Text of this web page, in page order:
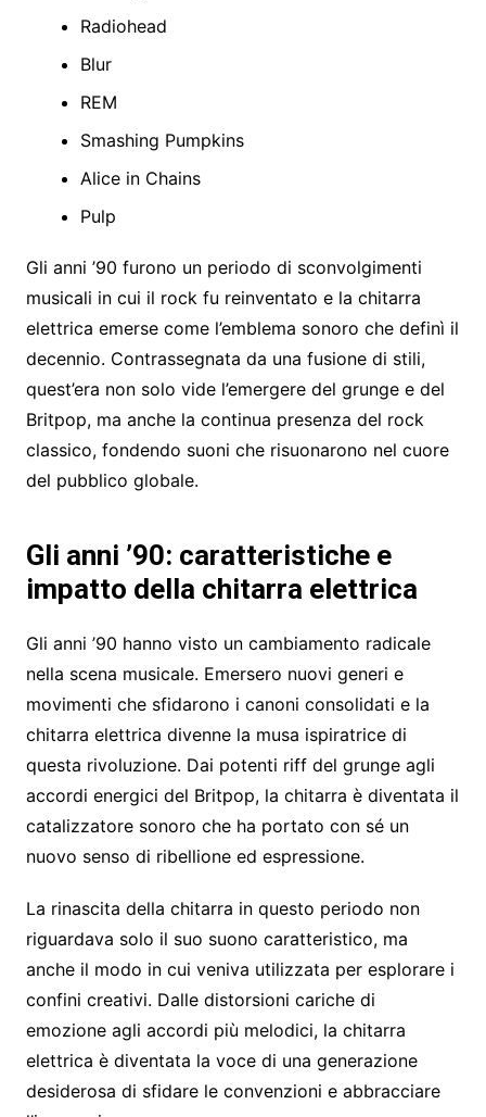
Radiohead
Blur
REM
Smashing Pumpkins
Alice in Chains
Pulp
Gli anni ’90 furono un periodo di sconvolgimenti
musicali in cui il rock fu reinventato e la chitarra
elettrica emerse come l’emblema sonoro che definì il
decennio. Contrassegnata da una fusione di stili,
quest’era non solo vide l’emergere del grunge e del
Britpop, ma anche la continua presenza del rock
classico, fondendo suoni che risuonarono nel cuore
del pubblico globale.
Gli anni ’90: caratteristiche e
impatto della chitarra elettrica
Gli anni ’90 hanno visto un cambiamento radicale
nella scena musicale. Emersero nuovi generi e
movimenti che sfidarono i canoni consolidati e la
chitarra elettrica divenne la musa ispiratrice di
questa rivoluzione. Dai potenti riff del grunge agli
accordi energici del Britpop, la chitarra è diventata il
catalizzatore sonoro che ha portato con sé un
nuovo senso di ribellione ed espressione.
La rinascita della chitarra in questo periodo non
riguardava solo il suo suono caratteristico, ma
anche il modo in cui veniva utilizzata per esplorare i
confini creativi. Dalle distorsioni cariche di
emozione agli accordi più melodici, la chitarra
elettrica è diventata la voce di una generazione
desiderosa di sfidare le convenzioni e abbracciare